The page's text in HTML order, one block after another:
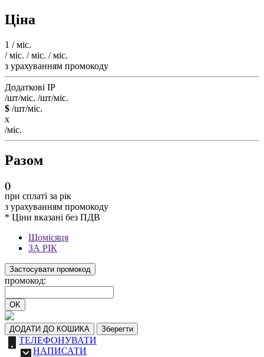
Ціна
1 / міс.
/ міс. / міс. / міс.
з урахуванням промокоду
Додаткові IP
/шт/міс. /шт/міс.
$ /шт/міс.
x
/міс.
Разом
()
при сплаті за рік
з урахуванням промокоду
* Ціни вказані без ПДВ
Щомісяця
ЗА РІК
Застосувати промокод
промокод:
OK
ДОДАТИ ДО КОШИКА Зберегти
ТЕЛЕФОНУВАТИ
НАПИСАТИ